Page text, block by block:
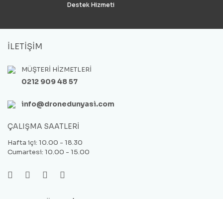
Destek Hizmeti
İLETİŞİM
MÜŞTERİ HİZMETLERİ
0212 909 48 57
info@dronedunyasi.com
ÇALIŞMA SAATLERİ
Hafta içi: 10.00 - 18.30
Cumartesi: 10.00 - 15.00